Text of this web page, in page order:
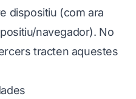
dispositiu (com ara
navegador). No
tracten aquestes